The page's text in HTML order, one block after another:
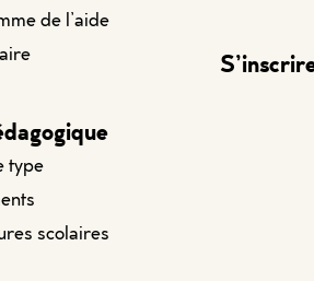
de l’aide
type
scolaires